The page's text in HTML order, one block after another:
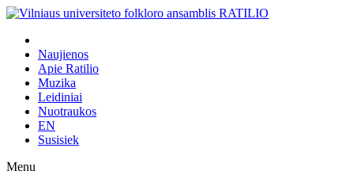
Naujienos
Apie Ratilio
Muzika
Leidiniai
Nuotraukos
EN
Susisiek
Menu